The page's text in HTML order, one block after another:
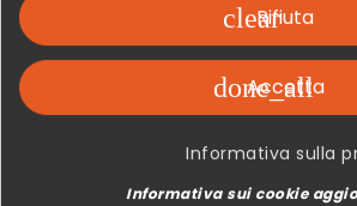
Cockpits
B737 - Tutti i componenti
A320 - Tutti i componenti
Custom Flight Simulators
clearRifiuta
done_all
Accetta
Informativa sulla
Informativa sui cookie